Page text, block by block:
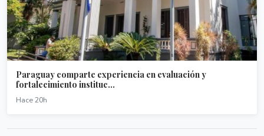
Paraguay comparte experiencia en evaluación y
fortalecimiento instituc...
Hace 20h